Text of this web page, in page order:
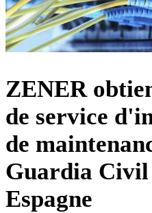
ZENER
de service
de
Guardia Civil
Espagne